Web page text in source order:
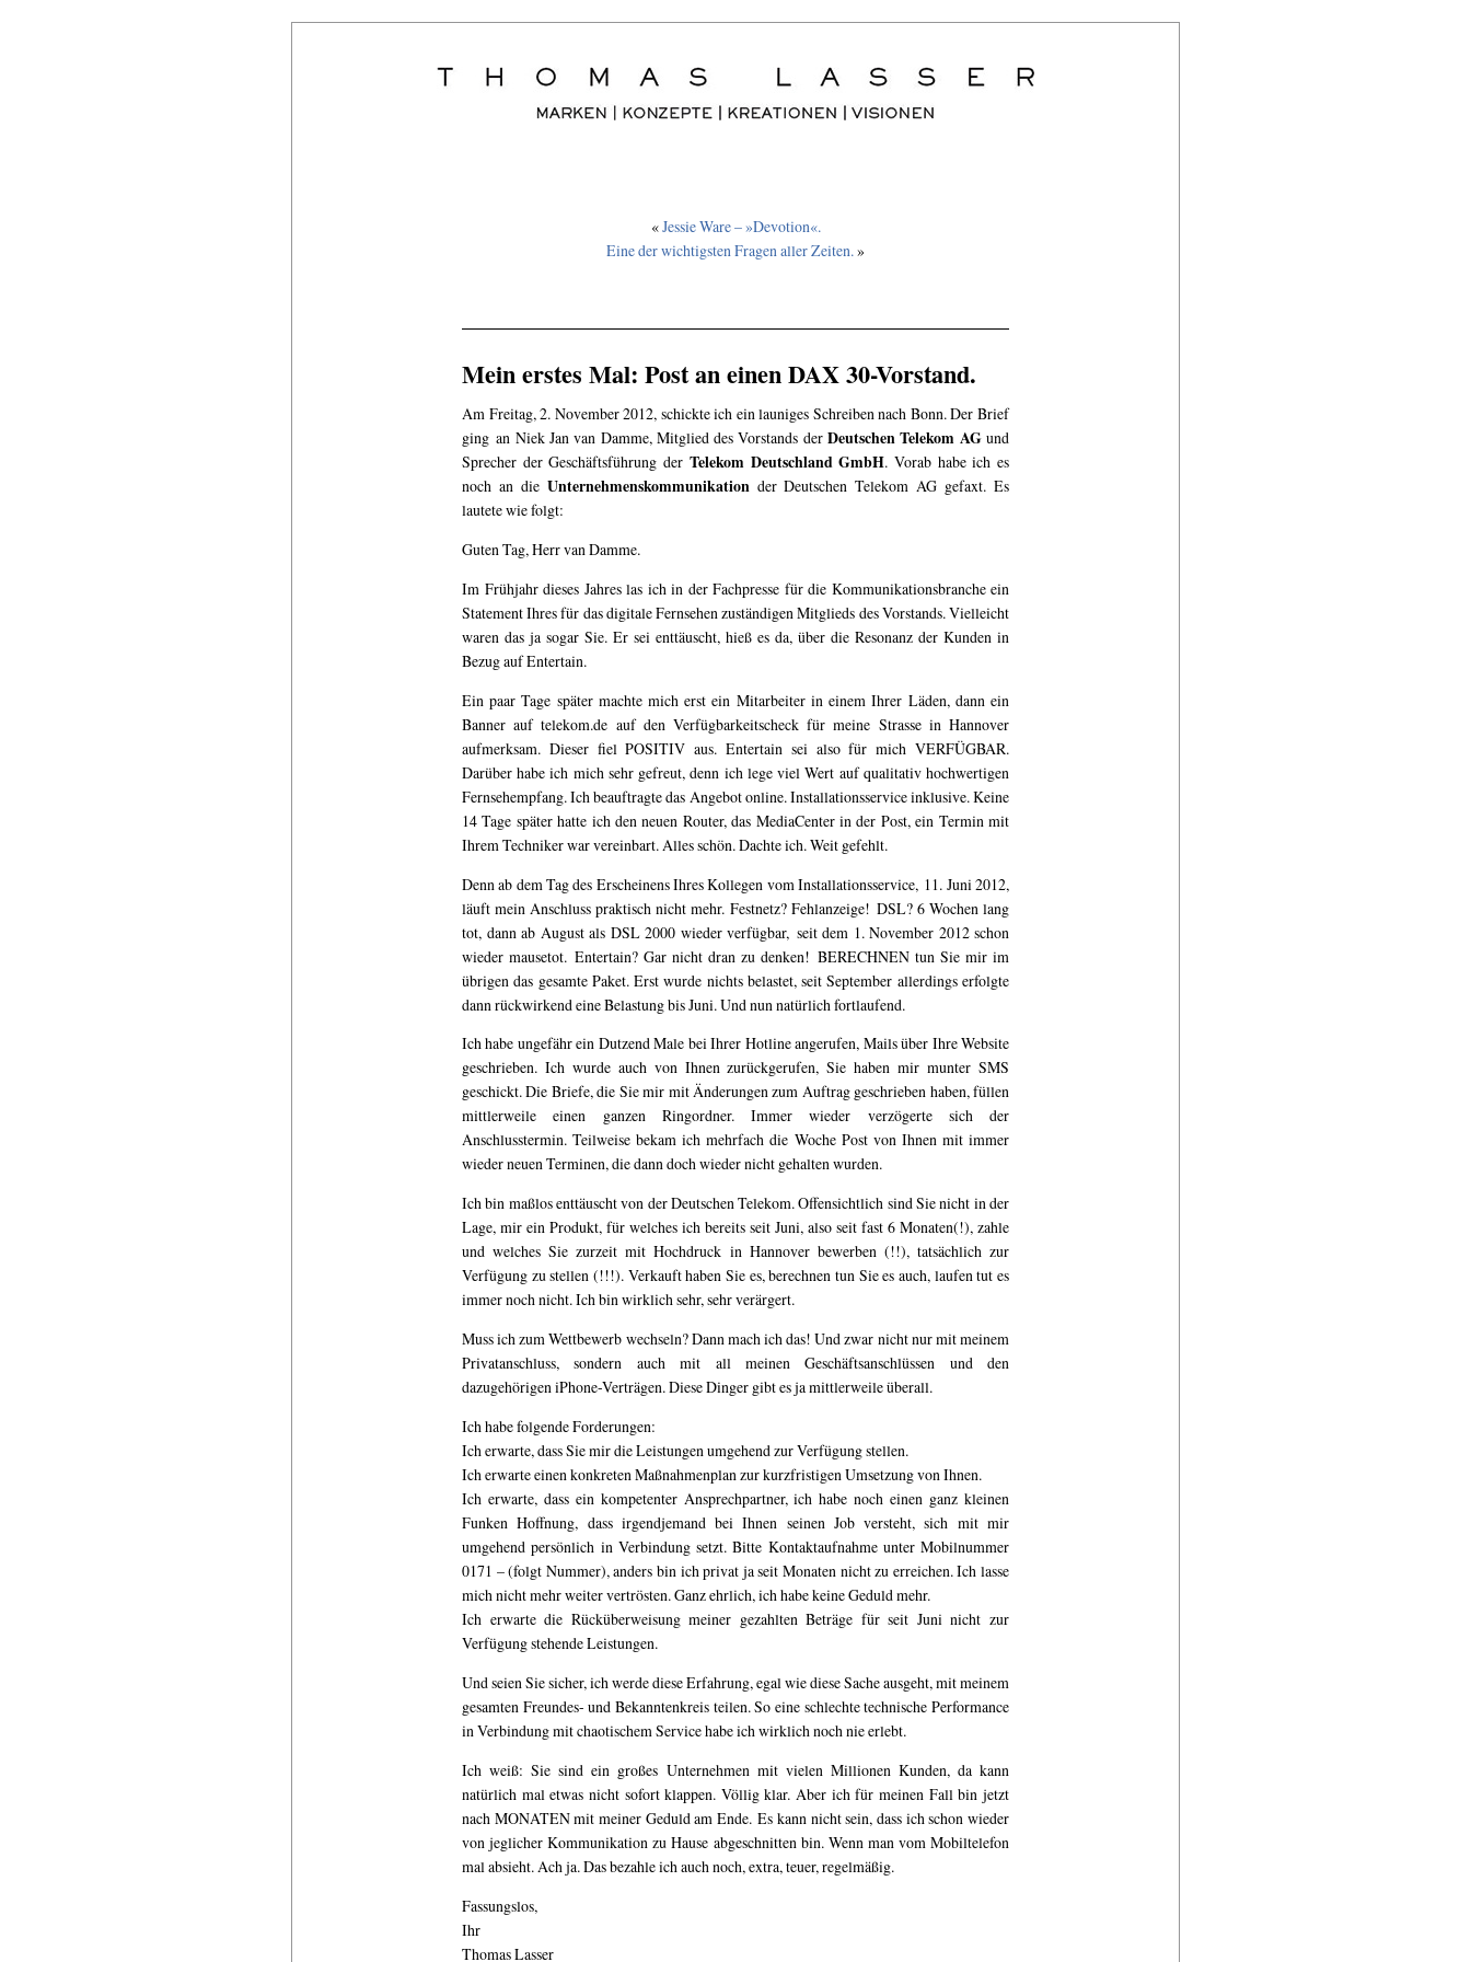
«Jessie Ware – »Devotion«.
Eine der wichtigsten Fragen aller Zeiten.»
Mein erstes Mal: Post an einen DAX 30-Vorstand.
Am Freitag, 2. November 2012, schickte ich ein launiges Schreiben nach Bonn. Der Brief
ging an Niek Jan van Damme, Mitglied des Vorstands derDeutschen Telekom AGund
Sprecher der Geschäftsführung der Telekom Deutschland GmbH. Vorab habe ich es
noch an die Unternehmenskommunikationder Deutschen Telekom AG gefaxt. Es
lautete wie folgt:
Guten Tag, Herr van Damme.
Im Frühjahr dieses Jahres las ich in der Fachpresse für die Kommunikationsbranche ein
Statement Ihres für das digitale Fernsehen zuständigen Mitglieds des Vorstands. Vielleicht
waren das ja sogar Sie. Er sei enttäuscht, hieß es da, über die Resonanz der Kunden in
Bezug auf Entertain.
Ein paar Tage später machte mich erst ein Mitarbeiter in einem Ihrer Läden, dann ein
Banner auf telekom.de auf den Verfügbarkeitscheck für meine Strasse in Hannover
aufmerksam. Dieser fiel POSITIV aus. Entertain sei also für mich VERFÜGBAR.
Darüber habe ich mich sehr gefreut, denn ich lege viel Wert auf qualitativ hochwertigen
Fernsehempfang. Ich beauftragte das Angebot online. Installationsservice inklusive. Keine
14 Tage später hatte ich den neuen Router, das MediaCenter in der Post, ein Termin mit
Ihrem Techniker war vereinbart. Alles schön. Dachte ich. Weit gefehlt.
Denn ab dem Tag des Erscheinens Ihres Kollegen vom Installationsservice, 11. Juni 2012,
läuft mein Anschluss praktisch nicht mehr. Festnetz? Fehlanzeige! DSL? 6 Wochen lang
tot, dann ab August als DSL 2000 wieder verfügbar, seit dem 1. November 2012 schon
wieder mausetot. Entertain? Gar nicht dran zu denken! BERECHNEN tun Sie mir im
übrigen das gesamte Paket. Erst wurde nichts belastet, seit September allerdings erfolgte
dann rückwirkend eine Belastung bis Juni. Und nun natürlich fortlaufend.
Ich habe ungefähr ein Dutzend Male bei Ihrer Hotline angerufen, Mails über Ihre Website
geschrieben. Ich wurde auch von Ihnen zurückgerufen, Sie haben mir munter SMS
geschickt. Die Briefe, die Sie mir mit Änderungen zum Auftrag geschrieben haben, füllen
mittlerweile einen ganzen Ringordner. Immer wieder verzögerte sich der
Anschlusstermin. Teilweise bekam ich mehrfach die Woche Post von Ihnen mit immer
wieder neuen Terminen, die dann doch wieder nicht gehalten wurden.
Ich bin maßlos enttäuscht von der Deutschen Telekom. Offensichtlich sind Sie nicht in der
Lage, mir ein Produkt, für welches ich bereits seit Juni, also seit fast 6 Monaten(!), zahle
und welches Sie zurzeit mit Hochdruck in Hannover bewerben (!!), tatsächlich zur
Verfügung zu stellen (!!!). Verkauft haben Sie es, berechnen tun Sie es auch, laufen tut es
immer noch nicht. Ich bin wirklich sehr, sehr verärgert.
Muss ich zum Wettbewerb wechseln? Dann mach ich das! Und zwar nicht nur mit meinem
Privatanschluss, sondern auch mit all meinen Geschäftsanschlüssen und den
dazugehörigen iPhone-Verträgen. Diese Dinger gibt es ja mittlerweile überall.
Ich habe folgende Forderungen:
Ich erwarte, dass Sie mir die Leistungen umgehend zur Verfügung stellen.
Ich erwarte einen konkreten Maßnahmenplan zur kurzfristigen Umsetzung von Ihnen.
Ich erwarte, dass ein kompetenter Ansprechpartner, ich habe noch einen ganz kleinen
Funken Hoffnung, dass irgendjemand bei Ihnen seinen Job versteht, sich mit mir
umgehend persönlich in Verbindung setzt. Bitte Kontaktaufnahme unter Mobilnummer
0171 – (folgt Nummer), anders bin ich privat ja seit Monaten nicht zu erreichen. Ich lasse
mich nicht mehr weiter vertrösten. Ganz ehrlich, ich habe keine Geduld mehr.
Ich erwarte die Rücküberweisung meiner gezahlten Beträge für seit Juni nicht zur
Verfügung stehende Leistungen.
Und seien Sie sicher, ich werde diese Erfahrung, egal wie diese Sache ausgeht, mit meinem
gesamten Freundes- und Bekanntenkreis teilen. So eine schlechte technische Performance
in Verbindung mit chaotischem Service habe ich wirklich noch nie erlebt.
Ich weiß: Sie sind ein großes Unternehmen mit vielen Millionen Kunden, da kann
natürlich mal etwas nicht sofort klappen. Völlig klar. Aber ich für meinen Fall bin jetzt
nach MONATEN mit meiner Geduld am Ende. Es kann nicht sein, dass ich schon wieder
von jeglicher Kommunikation zu Hause abgeschnitten bin. Wenn man vom Mobiltelefon
mal absieht. Ach ja. Das bezahle ich auch noch, extra, teuer, regelmäßig.
Fassungslos,
Ihr
Thomas Lasser